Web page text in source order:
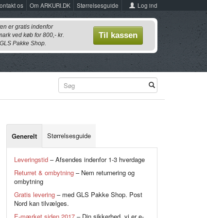
Log ind
Størrelsesguide
Om ARKURI.DK
os
er gratis indenfor
ved køb for 800,- kr.
Pakke Shop.
Til kassen
Generelt Størrelsesguide
Leveringstid– Afsendes indenfor 1-3 hverdage
Returret & ombytning– Nem returnering og
ombytning
Gratis levering– med GLS Pakke Shop. Post
Nord kan tilvælges.
E-mærket siden 2017– Din sikkerhed, vi er e-